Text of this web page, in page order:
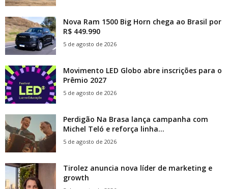
Nova Ram 1500 Big Horn chega ao Brasil por
R$ 449.990
5 de agosto de 2026
Movimento LED Globo abre inscrições para o
Prêmio 2027
5 de agosto de 2026
Perdigão Na Brasa lança campanha com
Michel Teló e reforça linha...
5 de agosto de 2026
Tirolez anuncia nova líder de marketing e
growth